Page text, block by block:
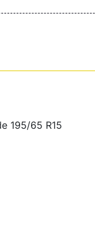
195/65 R15